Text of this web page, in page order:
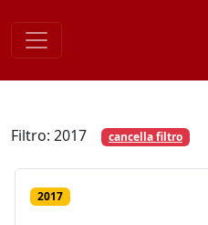
content
Filtro: 2017 cancella filtro
2017